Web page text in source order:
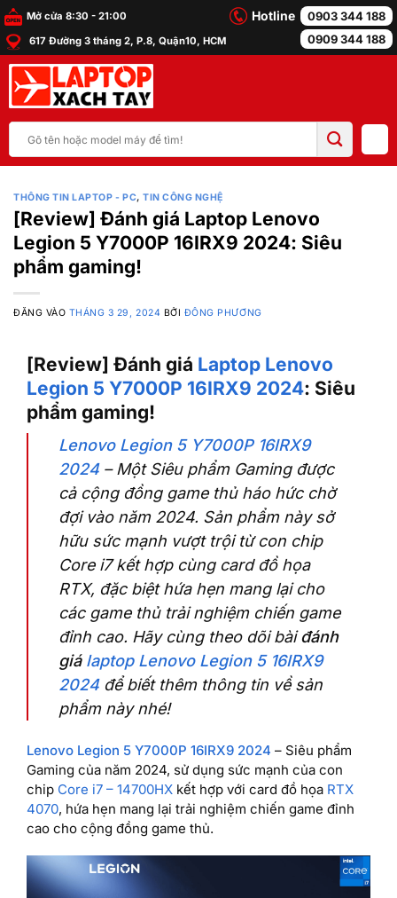
Bỏ
qua
nội
dung
Mở cửa 8:30 - 21:00
617 Đường 3 tháng 2, P.8, Quận10, HCM
Hotline
0903 344 188
0909 344 188
kiếm:
THÔNG TIN LAPTOP - PC,TIN CÔNG NGHỆ
[Review] Đánh giá Laptop Lenovo
Legion 5 Y7000P 16IRX9 2024: Siêu
phẩm gaming!
ĐĂNG VÀO THÁNG 3 29, 2024 BỞI ĐÔNG PHƯƠNG
[Review] Đánh giá Laptop Lenovo
Legion 5 Y7000P 16IRX9 2024: Siêu
phẩm gaming!
Lenovo Legion 5 Y7000P 16IRX9
2024– Một Siêu phẩm Gaming được
cả cộng đồng game thủ háo hức chờ
đợi vào năm 2024. Sản phẩm này sở
hữu sức mạnh vượt trội từ con chip
Core i7 kết hợp cùng card đồ họa
RTX, đặc biệt hứa hẹn mang lại cho
các game thủ trải nghiệm chiến game
đỉnh cao. Hãy cùng theo dõi bàiđánh
giá laptop Lenovo Legion 5 16IRX9
2024 để biết thêm thông tin về sản
phẩm này nhé!
Lenovo Legion 5 Y7000P 16IRX9 2024 – Siêu phẩm
Gaming của năm 2024, sử dụng sức mạnh của con
chip Core i7 – 14700HX kết hợp với card đồ họa RTX
4070, hứa hẹn mang lại trải nghiệm chiến game đỉnh
cao cho cộng đồng game thủ.